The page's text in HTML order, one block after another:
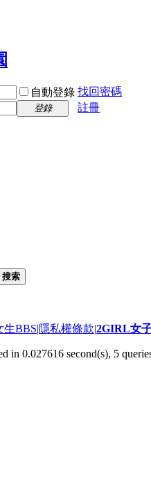
自動登錄 找回密碼
登錄
註冊
搜索
生BBS|隱私權條款|2GIRL女
in 0.027616 second(s), 5